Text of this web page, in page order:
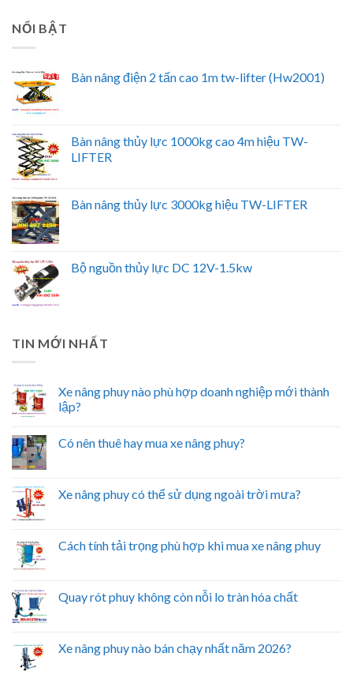
NỔI BẬT
Bàn nâng điện 2 tấn cao 1m tw-lifter (Hw2001)
Bàn nâng thủy lực 1000kg cao 4m hiệu TW-
LIFTER
Bàn nâng thủy lực 3000kg hiệu TW-LIFTER
Bộ nguồn thủy lực DC 12V-1.5kw
TIN MỚI NHẤT
Xe nâng phuy nào phù hợp doanh nghiệp mới thành
lập?
Có nên thuê hay mua xe nâng phuy?
Xe nâng phuy có thể sử dụng ngoài trời mưa?
Cách tính tải trọng phù hợp khi mua xe nâng phuy
Quay rót phuy không còn nỗi lo tràn hóa chất
Xe nâng phuy nào bán chạy nhất năm 2026?